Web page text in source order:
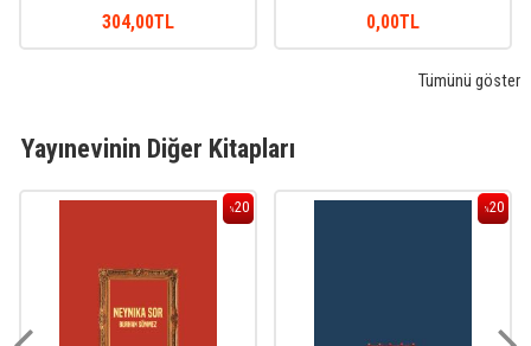
304,00TL 0,00TL
Tümünü göster
Yayınevinin Diğer Kitapları
%20 %20